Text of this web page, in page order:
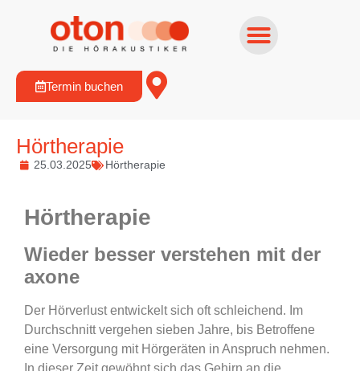
Termin buchen
Hörtherapie
25.03.2025 Hörtherapie
Hörtherapie
Wieder besser verstehen mit der
axone
Der Hörverlust entwickelt sich oft schleichend. Im
Durchschnitt vergehen sieben Jahre, bis Betroffene
eine Versorgung mit Hörgeräten in Anspruch nehmen.
In dieser Zeit gewöhnt sich das Gehirn an die